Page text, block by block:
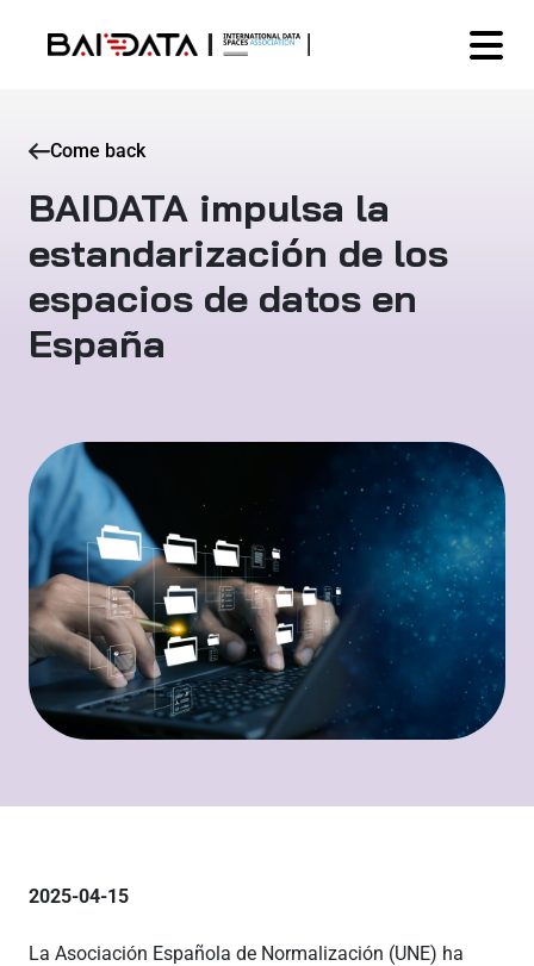
Come back
BAIDATA impulsa la
estandarización de los
espacios de datos en
España
2025-04-15
La Asociación Española de Normalización (UNE) ha